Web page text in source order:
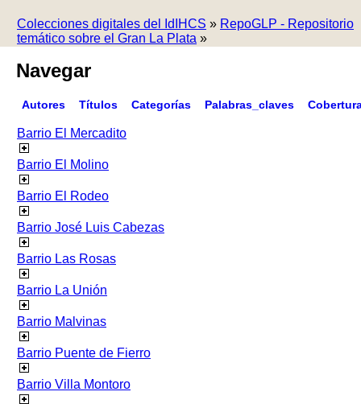
Colecciones digitales del IdIHCS » RepoGLP - Repositorio
temático sobre el Gran La Plata »
Navegar
Autores Títulos Categorías Palabras_claves
Barrio El Mercadito
Barrio El Molino
Barrio El Rodeo
Barrio José Luis Cabezas
Barrio Las Rosas
Barrio La Unión
Barrio Malvinas
Barrio Puente de Fierro
Barrio Villa Montoro